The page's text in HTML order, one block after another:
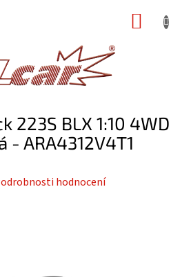
223S BLX 1:10 4WD
- ARA4312V4T1
hodnocení